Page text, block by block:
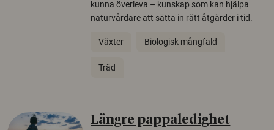
kunna överleva – kunskap som kan hjälpa
naturvårdare att sätta in rätt åtgärder i tid.
Växter Biologisk mångfald
Träd
Längre pappaledighet